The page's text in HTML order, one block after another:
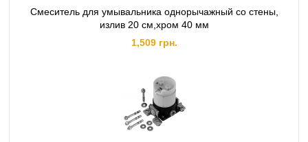
Смеситель для умывальника однорычажный со стены,
излив 20 см,хром 40 мм
1,509 грн.